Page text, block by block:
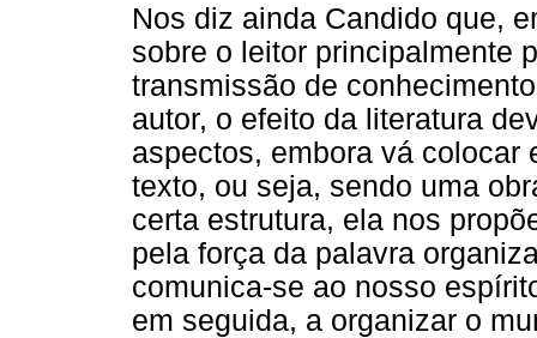
Nos diz ainda Candido que,
sobre o leitor principalmente
transmissão de
autor, o efeito da literatura
aspectos, embora vá colocar
texto, ou seja, sendo uma
certa estrutura, ela nos
pela força da palavra
comunica-se ao nosso
em seguida, a organizar o